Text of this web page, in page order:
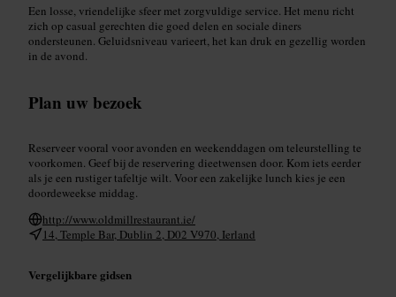
Een losse, vriendelijke sfeer met zorgvuldige service. Het menu richt
zich op casual gerechten die goed delen en sociale diners
ondersteunen. Geluidsniveau varieert, het kan druk en gezellig worden
in de avond.
Plan uw bezoek
Reserveer vooral voor avonden en weekenddagen om teleurstelling te
voorkomen. Geef bij de reservering dieetwensen door. Kom iets eerder
als je een rustiger tafeltje wilt. Voor een zakelijke lunch kies je een
doordeweekse middag.
http://www.oldmillrestaurant.ie/
14, Temple Bar, Dublin 2, D02 V970, Ierland
Vergelijkbare gidsen